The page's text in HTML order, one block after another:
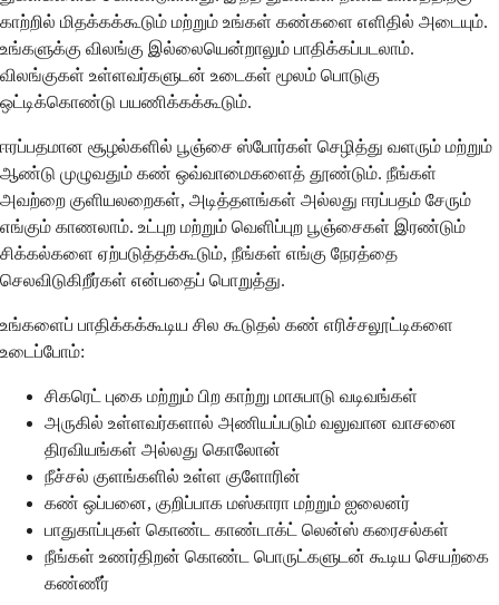
காற்றில் மிதக்கக்கூடும் மற்றும் உங்கள் கண்களை எளிதில் அடையும்.
உங்களுக்கு விலங்கு இல்லையென்றாலும் பாதிக்கப்படலாம்.
விலங்குகள் உள்ளவர்களுடன் உடைகள் மூலம் பொடுகு
ஒட்டிக்கொண்டு பயணிக்கக்கூடும்.
ஈரப்பதமான சூழல்களில் பூஞ்சை ஸ்போர்கள் செழித்து வளரும் மற்றும்
ஆண்டு முழுவதும் கண் ஒவ்வாமைகளைத் தூண்டும். நீங்கள்
அவற்றை குளியலறைகள், அடித்தளங்கள் அல்லது ஈரப்பதம் சேரும்
எங்கும் காணலாம். உட்புற மற்றும் வெளிப்புற பூஞ்சைகள் இரண்டும்
சிக்கல்களை ஏற்படுத்தக்கூடும், நீங்கள் எங்கு நேரத்தை
செலவிடுகிறீர்கள் என்பதைப் பொறுத்து.
உங்களைப் பாதிக்கக்கூடிய சில கூடுதல் கண் எரிச்சலூட்டிகளை
உடைப்போம்:
சிகரெட் புகை மற்றும் பிற காற்று மாசுபாடு வடிவங்கள்
அருகில் உள்ளவர்களால் அணியப்படும் வலுவான வாசனை
திரவியங்கள் அல்லது கொலோன்
நீச்சல் குளங்களில் உள்ள குளோரின்
கண் ஒப்பனை, குறிப்பாக மஸ்காரா மற்றும் ஐலைனர்
பாதுகாப்புகள் கொண்ட காண்டாக்ட் லென்ஸ் கரைசல்கள்
நீங்கள் உணர்திறன் கொண்ட பொருட்களுடன் கூடிய செயற்கை
கண்ணீர்